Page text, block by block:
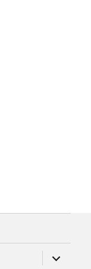
anzeigen